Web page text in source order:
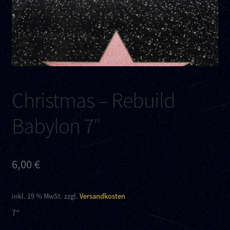
Kontakt
Links
Christmas – Rebuild
Babylon 7″
6,00€
inkl. 19 % MwSt. zzgl. Versandkosten
7″